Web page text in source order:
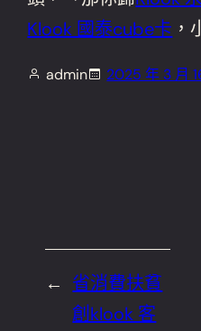
Klook 國泰cube卡 ，
admin 2025 年 3 月
← 省消費扶貧
創klook 客